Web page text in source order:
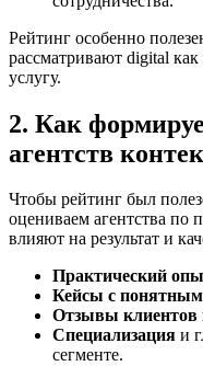
Рейтинг особенно
рассматривают digital
услугу.
2. Как
агентств
Чтобы рейтинг был
оцениваем агентства по
влияют на результат и
Практический
Кейсы с
Отзывы клиентов
Специализация и
сегменте.